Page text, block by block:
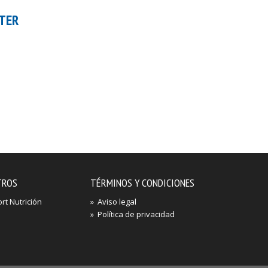
Nutrición
TÉRMINOS Y CONDICIONES
» Aviso legal
» Política de privacidad